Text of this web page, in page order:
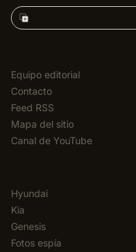
Agregar Korean Car
Equipo editorial
Contacto
Feed RSS
Mapa del sitio
Canal de YouTube
Hyundai
Kia
Genesis
Fotos espía